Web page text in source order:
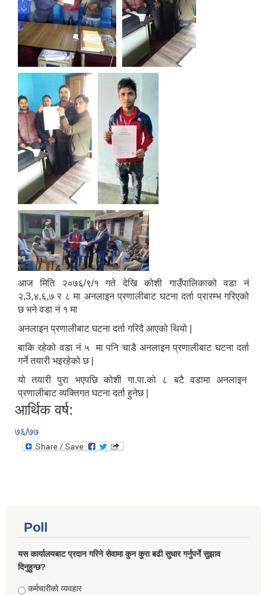
आज मिति २०७६/९/१ गते देखि कोशी गाउँपालिकाको वडा नं
२,3,४,६,७ र ८ मा अनलाइन प्रणालीबाट घटना दर्ता प्रारम्भ गरिएको
छ भने वडा नं १ मा
अनलाइन प्रणालीबाट घटना दर्ता गरिदै आएको थियो |
बाकि रहेको वडा नं ५ मा पनि चाडै अनलाइन प्रणालीबाट घटना दर्ता
गर्ने तयारी भइरहेको छ |
यो तयारी पुरा भएपछि कोशी गा.पा.को ८ बटै वडामा अनलाइन
प्रणालीबाट व्यक्तिगत घटना दर्ता हुनेछ |
आर्थिक वर्ष:
७६/७७
Poll
यस कार्यालयबाट प्रदान गरिने सेवामा कुन कुरा बढी सुधार गर्नुपर्ने सुझाव
दिनुहुन्छ?
Choices
कर्मचारीको व्यवहार